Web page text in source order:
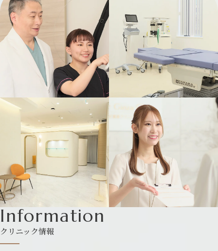
Information
クリニック情報